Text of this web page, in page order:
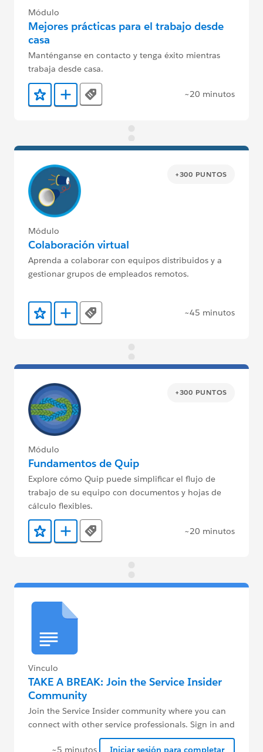
Módulo
Mejores prácticas para el trabajo desde
casa
Manténganse en contacto y tenga éxito mientras
trabaja desde casa.
Agregar a favoritos
Agregar a Trailmix
Tags ~20 minutos
+300 PUNTOS
Módulo
Colaboración virtual
Aprenda a colaborar con equipos distribuidos y a
gestionar grupos de empleados remotos.
Agregar a favoritos
Agregar a Trailmix
Tags ~45 minutos
+300 PUNTOS
Módulo
Fundamentos de Quip
Explore cómo Quip puede simplificar el flujo de
trabajo de su equipo con documentos y hojas de
cálculo flexibles.
Agregar a favoritos
Agregar a Trailmix
Tags ~20 minutos
Vínculo
TAKE A BREAK: Join the Service Insider
Community
Join the Service Insider community where you can
connect with other service professionals. Sign in and
introduce yourself!
~5 minutos
Iniciar sesión para completar